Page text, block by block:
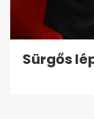
Sürgős